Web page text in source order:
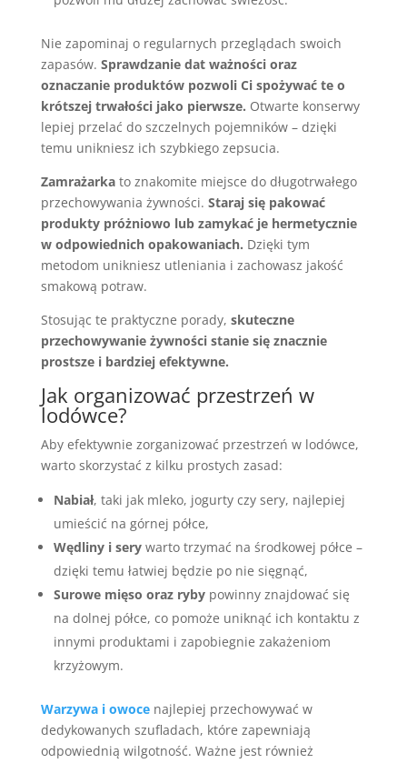
Nie zapominaj o regularnych przeglądach swoich
zapasów. Sprawdzanie dat ważności oraz
oznaczanie produktów pozwoli Ci spożywać te o
krótszej trwałości jako pierwsze. Otwarte konserwy
lepiej przelać do szczelnych pojemników – dzięki
temu unikniesz ich szybkiego zepsucia.
Zamrażarkato znakomite miejsce do długotrwałego
przechowywania żywności. Staraj się pakować
produkty próżniowo lub zamykać je hermetycznie
w odpowiednich opakowaniach. Dzięki tym
metodom unikniesz utleniania i zachowasz jakość
smakową potraw.
Stosując te praktyczne porady, skuteczne
przechowywanie żywności stanie się znacznie
prostsze i bardziej efektywne.
Jak organizować przestrzeń w
lodówce?
Aby efektywnie zorganizować przestrzeń w lodówce,
warto skorzystać z kilku prostych zasad:
Nabiał, taki jak mleko, jogurty czy sery, najlepiej
umieścić na górnej półce,
Wędliny i serywarto trzymać na środkowej półce –
dzięki temu łatwiej będzie po nie sięgnąć,
Surowe mięso oraz rybypowinny znajdować się
na dolnej półce, co pomoże uniknąć ich kontaktu z
innymi produktami i zapobiegnie zakażeniom
krzyżowym.
Warzywa i owocenajlepiej przechowywać w
dedykowanych szufladach, które zapewniają
odpowiednią wilgotność. Ważne jest również